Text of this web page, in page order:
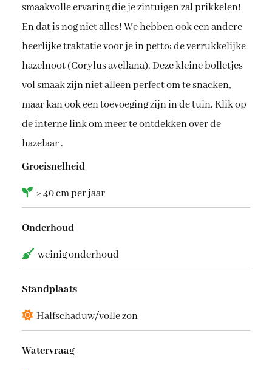
smaakvolle ervaring die je zintuigen zal prikkelen!
En dat is nog niet alles! We hebben ook een andere
heerlijke traktatie voor je in petto: de verrukkelijke
hazelnoot (Corylus avellana). Deze kleine bolletjes
vol smaak zijn niet alleen perfect om te snacken,
maar kan ook een toevoeging zijn in de tuin. Klik op
de interne link om meer te ontdekken over de
hazelaar .
Groeisnelheid
> 40 cm per jaar
Onderhoud
weinig onderhoud
Standplaats
Halfschaduw/volle zon
Watervraag